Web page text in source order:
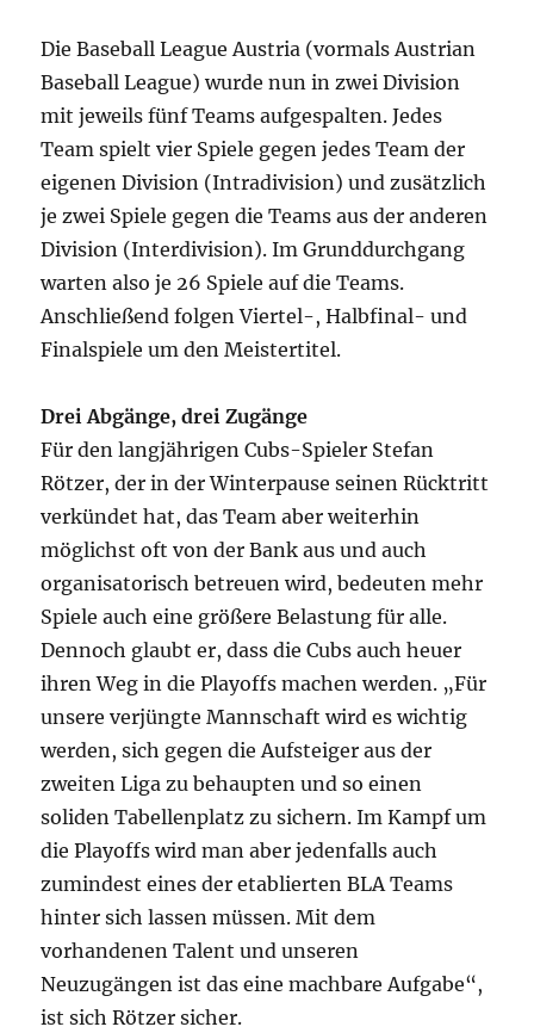
Die Baseball League Austria (vormals Austrian
Baseball League) wurde nun in zwei Division
mit jeweils fünf Teams aufgespalten. Jedes
Team spielt vier Spiele gegen jedes Team der
eigenen Division (Intradivision) und zusätzlich
je zwei Spiele gegen die Teams aus der anderen
Division (Interdivision). Im Grunddurchgang
warten also je 26 Spiele auf die Teams.
Anschließend folgen Viertel-, Halbfinal- und
Finalspiele um den Meistertitel.
Drei Abgänge, drei Zugänge
Für den langjährigen Cubs-Spieler Stefan
Rötzer, der in der Winterpause seinen Rücktritt
verkündet hat, das Team aber weiterhin
möglichst oft von der Bank aus und auch
organisatorisch betreuen wird, bedeuten mehr
Spiele auch eine größere Belastung für alle.
Dennoch glaubt er, dass die Cubs auch heuer
ihren Weg in die Playoffs machen werden. „Für
unsere verjüngte Mannschaft wird es wichtig
werden, sich gegen die Aufsteiger aus der
zweiten Liga zu behaupten und so einen
soliden Tabellenplatz zu sichern. Im Kampf um
die Playoffs wird man aber jedenfalls auch
zumindest eines der etablierten BLA Teams
hinter sich lassen müssen. Mit dem
vorhandenen Talent und unseren
Neuzugängen ist das eine machbare Aufgabe“,
ist sich Rötzer sicher.